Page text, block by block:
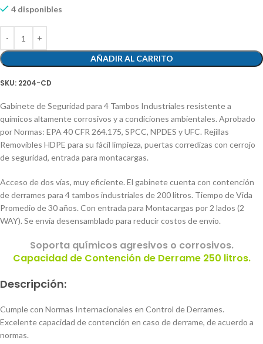
4 disponibles
AÑADIR AL CARRITO
SKU: 2204-CD
Gabinete de Seguridad para 4 Tambos Industriales resistente a
químicos altamente corrosivos y a condiciones ambientales. Aprobado
por Normas: EPA 40 CFR 264.175, SPCC, NPDES y UFC. Rejillas
Removibles HDPE para su fácil limpieza, puertas corredizas con cerrojo
de seguridad, entrada para montacargas.
Acceso de dos vías, muy eficiente. El gabinete cuenta con contención
de derrames para 4 tambos industriales de 200 litros. Tiempo de Vida
Promedio de 30 años. Con entrada para Montacargas por 2 lados (2
WAY). Se envía desensamblado para reducir costos de envío.
Soporta químicos agresivos o corrosivos.
Capacidad de Contención de Derrame 250 litros.
Descripción:
Cumple con Normas Internacionales en Control de Derrames.
Excelente capacidad de contención en caso de derrame, de acuerdo a
normas.